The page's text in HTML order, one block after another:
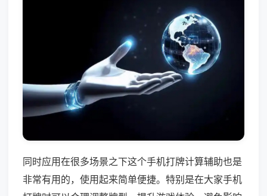
同时应用在很多场景之下这个手机打牌计算辅助也是
非常有用的，使用起来简单便捷。特别是在大家手机